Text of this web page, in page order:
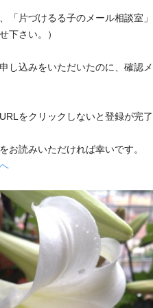
「片づけるる子のメール相談室
下さい。）
し込みをいただいたのに、確認
をクリックしないと登録が完了
お読みいただければ幸いです。